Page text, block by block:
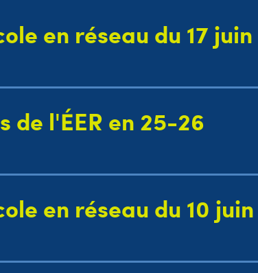
en réseau du 17
de l'ÉER en 25-26
en réseau du 10